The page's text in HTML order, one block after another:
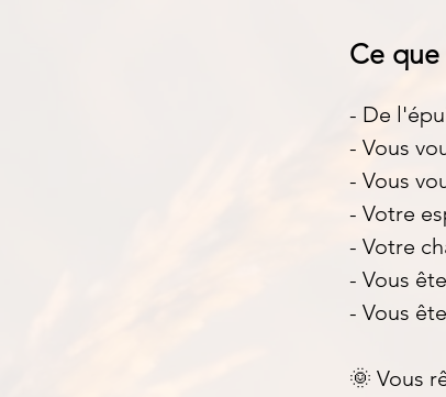
Ce que
- De
- Vous
- Vous
- Votre
- Votre
- Vous
- Vous
🌞 Vous